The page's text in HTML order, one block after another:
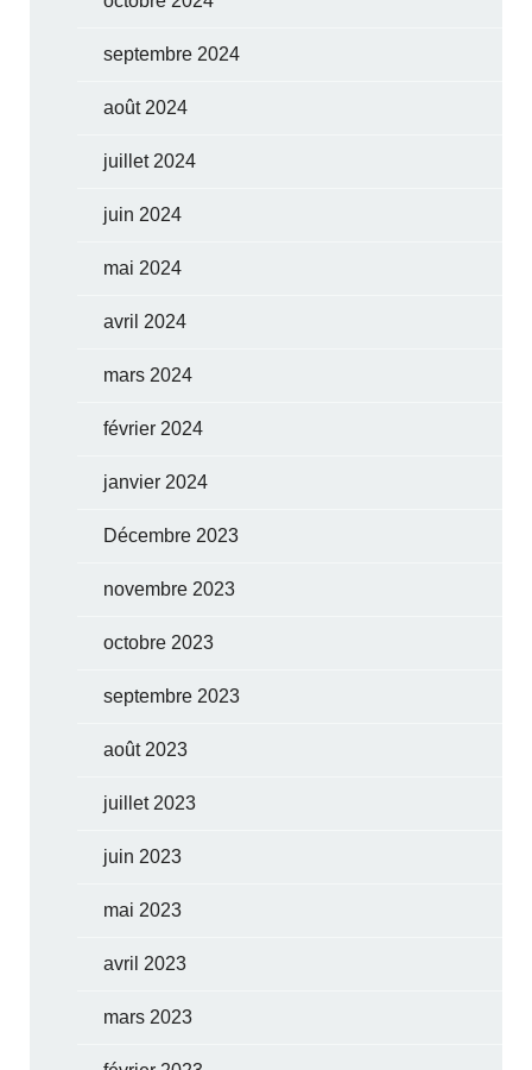
septembre 2024
août 2024
juillet 2024
juin 2024
mai 2024
avril 2024
mars 2024
février 2024
janvier 2024
Décembre 2023
novembre 2023
octobre 2023
septembre 2023
août 2023
juillet 2023
juin 2023
mai 2023
avril 2023
mars 2023